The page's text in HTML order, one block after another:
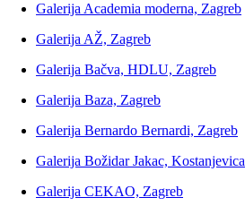
Galerija Academia moderna, Zagreb
Galerija AŽ, Zagreb
Galerija Bačva, HDLU, Zagreb
Galerija Baza, Zagreb
Galerija Bernardo Bernardi, Zagreb
Galerija Božidar Jakac, Kostanjevica
Galerija CEKAO, Zagreb